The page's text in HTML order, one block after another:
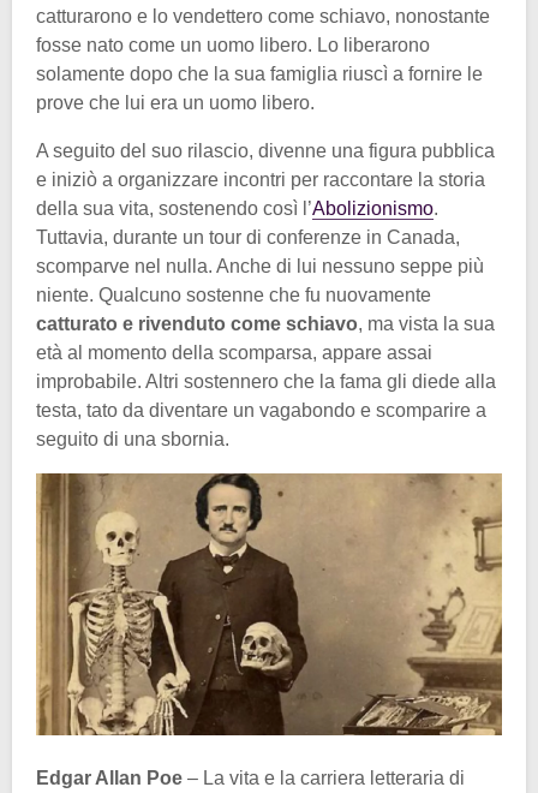
catturarono e lo vendettero come schiavo, nonostante
fosse nato come un uomo libero. Lo liberarono
solamente dopo che la sua famiglia riuscì a fornire le
prove che lui era un uomo libero.
A seguito del suo rilascio, divenne una figura pubblica
e iniziò a organizzare incontri per raccontare la storia
della sua vita, sostenendo così l’Abolizionismo.
Tuttavia, durante un tour di conferenze in Canada,
scomparve nel nulla. Anche di lui nessuno seppe più
niente. Qualcuno sostenne che fu nuovamente
catturato e rivenduto come schiavo, ma vista la sua
età al momento della scomparsa, appare assai
improbabile. Altri sostennero che la fama gli diede alla
testa, tato da diventare un vagabondo e scomparire a
seguito di una sbornia.
Edgar Allan Poe – La vita e la carriera letteraria di